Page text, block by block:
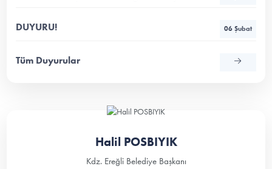
DUYURU! 06 Şubat
Tüm Duyurular
Halil POSBIYIK
Kdz. Ereğli Belediye Başkanı